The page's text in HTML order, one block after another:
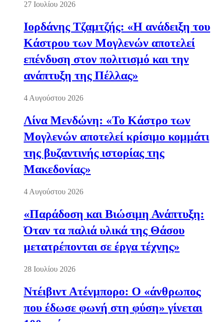
27 Ιουλίου 2026
Ιορδάνης Τζαμτζής: «Η ανάδειξη του
Κάστρου των Μογλενών αποτελεί
επένδυση στον πολιτισμό και την
ανάπτυξη της Πέλλας»
4 Αυγούστου 2026
Λίνα Μενδώνη: «Το Κάστρο των
Μογλενών αποτελεί κρίσιμο κομμάτι
της βυζαντινής ιστορίας της
Μακεδονίας»
4 Αυγούστου 2026
«Παράδοση και Βιώσιμη Ανάπτυξη:
Όταν τα παλιά υλικά της Θάσου
μετατρέπονται σε έργα τέχνης»
28 Ιουλίου 2026
Ντέιβιντ Ατένμπορο: Ο «άνθρωπος
που έδωσε φωνή στη φύση» γίνεται